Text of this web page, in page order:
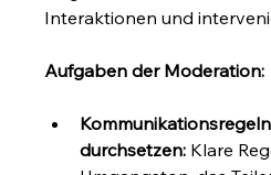
Interaktionen und
Aufgaben der Moderation:
durchsetzen: Klare